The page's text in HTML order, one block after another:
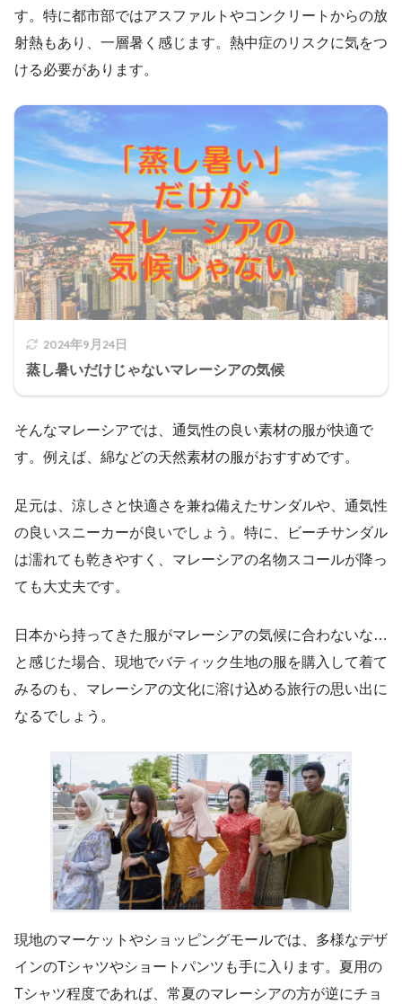
す。特に都市部ではアスファルトやコンクリートからの放
射熱もあり、一層暑く感じます。熱中症のリスクに気をつ
ける必要があります。
2024年9月24日
蒸し暑いだけじゃないマレーシアの気候
そんなマレーシアでは、通気性の良い素材の服が快適で
す。例えば、綿などの天然素材の服がおすすめです。
足元は、涼しさと快適さを兼ね備えたサンダルや、通気性
の良いスニーカーが良いでしょう。特に、ビーチサンダル
は濡れても乾きやすく、マレーシアの名物スコールが降っ
ても大丈夫です。
日本から持ってきた服がマレーシアの気候に合わないな…
と感じた場合、現地でバティック生地の服を購入して着て
みるのも、マレーシアの文化に溶け込める旅行の思い出に
なるでしょう。
現地のマーケットやショッピングモールでは、多様なデザ
インのTシャツやショートパンツも手に入ります。夏用の
Tシャツ程度であれば、常夏のマレーシアの方が逆にチョ